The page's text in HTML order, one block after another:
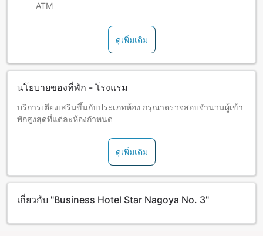
ATM
ดูเพิ่มเติม
นโยบายของที่พัก - โรงแรม
บริการเตียงเสริมขึ้นกับประเภทห้อง กรุณาตรวจสอบจำนวนผู้เข้า
พักสูงสุดที่แต่ละห้องกำหนด
ดูเพิ่มเติม
เกี่ยวกับ "Business Hotel Star Nagoya No. 3"